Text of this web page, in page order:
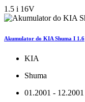
1.5 i 16V
Akumulator do KIA Shuma I 1.6
KIA
Shuma
01.2001 - 12.2001